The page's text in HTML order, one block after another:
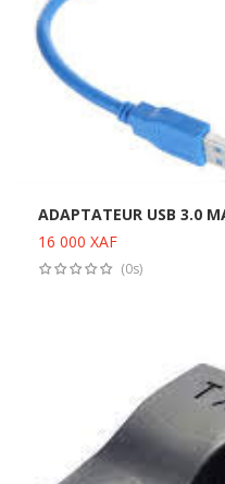
ADAPTATEUR USB 3.0
16 000 XAF
(0s)